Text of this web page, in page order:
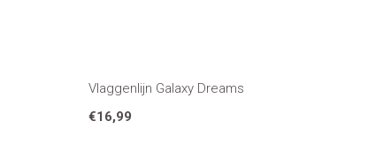
Vlaggenlijn Galaxy Dreams
€16,99